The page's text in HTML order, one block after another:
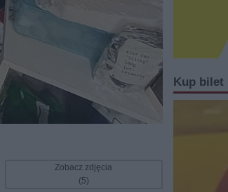
Zobacz zdjęcia
(5)
Kup bilet